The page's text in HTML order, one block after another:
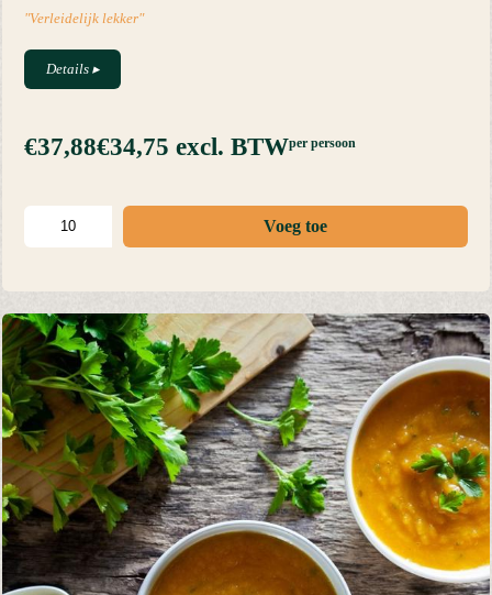
"Verleidelijk lekker"
Details ▸
€37,88€34,75 excl. BTWper persoon
Voeg toe